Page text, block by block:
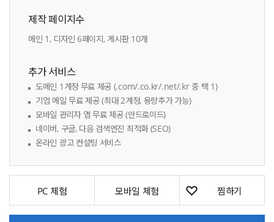
제작 페이지수
메인 1, 디자인 6페이지, 게시판 10개
추가 서비스
도메인 1계정 무료 제공 (.com/.co.kr/.net/.kr 중 택 1)
기업 메일 무료 제공 (최대 2계정, 용량추가 가능)
모바일 관리자 앱 무료 제공 (안드로이드)
네이버, 구글, 다음 검색엔진 최적화 (SEO)
온라인 광고 컨설팅 서비스
PC 체험 모바일 체험